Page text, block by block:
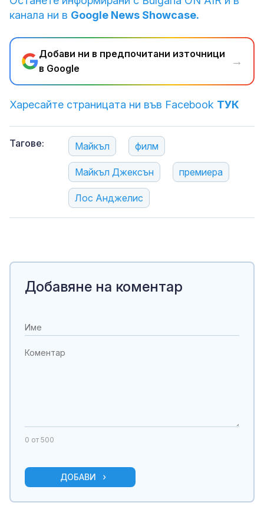
канала ни в Google News Showcase.
Добави ни в предпочитани източници
в Google
→
Харесайте страницата ни във Facebook ТУК
Тагове: Майкъл филм
Майкъл Джексън премиера
Лос Анджелис
Добавяне на коментар
0 от 500
ДОБАВИ